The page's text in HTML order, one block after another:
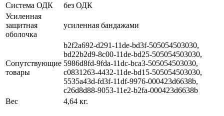
Система ОДК
без ОДК
Усиленная
защитная
оболочка
усиленная бандажами
Сопутствующие
товары
b2f2a692-d291-11de-bd3f-505054503030,
bd22b2d9-8c00-11de-bd25-505054503030,
5986d8fd-9fda-11dc-bca3-505054503030,
c0831263-4432-11de-bd15-505054503030,
5535a43d-fd3f-11df-9976-000423d6638b,
c26d8d88-9053-11e2-b2fa-000423d6638b
Вес
4,64 кг.